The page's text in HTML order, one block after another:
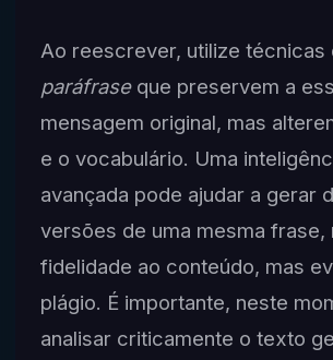
Ao reescrever, utilize técnicas
paráfraseque preservem a
mensagem original, mas
e o vocabulário. Uma
avançada pode ajudar a gerar
versões de uma mesma frase,
fidelidade ao conteúdo, mas
plágio. É importante, neste
analisar criticamente o texto